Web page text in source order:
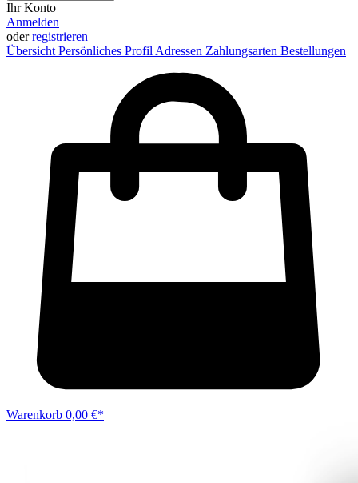
Ihr Konto
Anmelden
oderregistrieren
Übersicht Persönliches Profil Adressen Zahlungsarten Bestellungen
Warenkorb 0,00 €*